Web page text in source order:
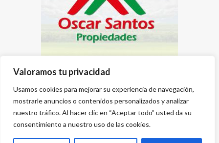
Valoramos tu privacidad
Usamos cookies para mejorar su experiencia de navegación,
mostrarle anuncios o contenidos personalizados y analizar
nuestro tráfico. Al hacer clic en “Aceptar todo” usted da su
consentimiento a nuestro uso de las cookies.